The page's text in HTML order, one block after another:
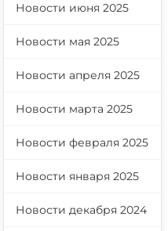
Новости июня 2025
Новости мая 2025
Новости апреля 2025
Новости марта 2025
Новости февраля 2025
Новости января 2025
Новости декабря 2024